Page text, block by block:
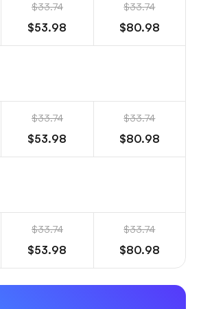
$33.74
$53.98
$33.74
$80.98
$33.74
$53.98
$33.74
$80.98
$33.74
$53.98
$33.74
$80.98